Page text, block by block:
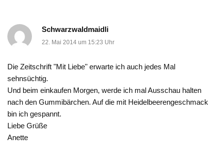
Schwarzwaldmaidli
22. Mai 2014 um 15:23 Uhr
Die Zeitschrift "Mit Liebe" erwarte ich auch jedes Mal
sehnsüchtig.
Und beim einkaufen Morgen, werde ich mal Ausschau halten
nach den Gummibärchen. Auf die mit Heidelbeerengeschmack
bin ich gespannt.
Liebe Grüße
Anette